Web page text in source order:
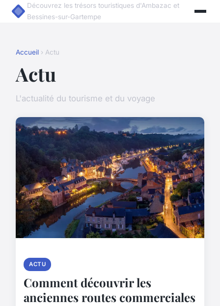
Découvrez les trésors touristiques d'Ambazac et
Bessines-sur-Gartempe
Accueil › Actu
Actu
L'actualité du tourisme et du voyage
ACTU
Comment découvrir les
anciennes routes commerciales